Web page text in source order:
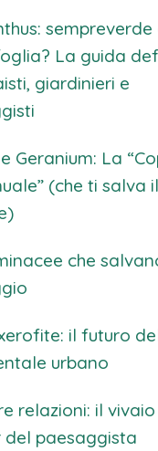
sempreverde
La guida
giardinieri e
Geranium: La
(che ti salva il
che
il futuro
urbano
relazioni: il
del paesaggista